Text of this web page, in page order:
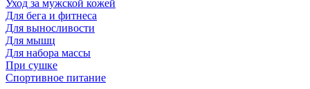
Уход за мужской кожей
Для бега и фитнеса
Для выносливости
Для мышц
Для набора массы
При сушке
Спортивное питание